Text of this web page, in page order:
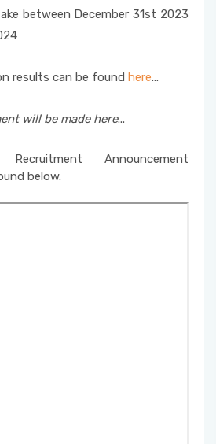
between December 31st 2023
results can be found here...
will be made here...
Announcement
below.